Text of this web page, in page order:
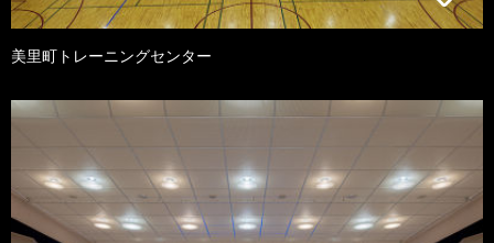
美里町トレーニングセンター